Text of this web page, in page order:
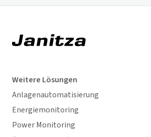
Weitere Lösungen
Anlagenautomatisierung
Energiemonitoring
Power Monitoring